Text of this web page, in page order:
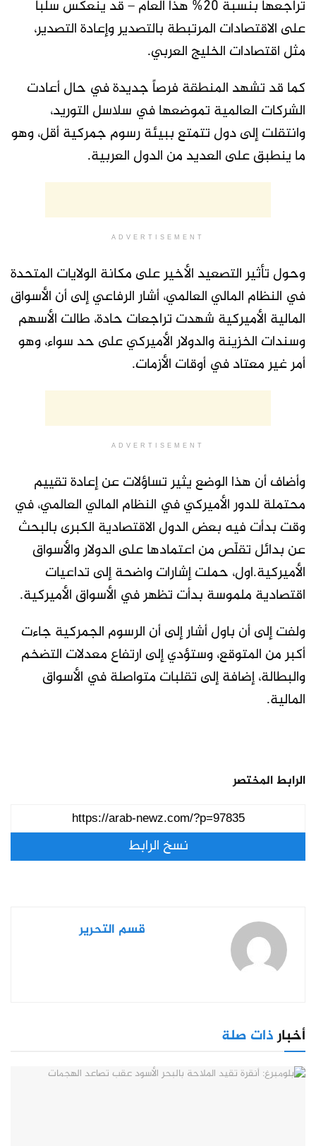
تراجعها بنسبة 20% هذا العام – قد ينعكس سلباً
على الاقتصادات المرتبطة بالتصدير وإعادة التصدير،
مثل اقتصادات الخليج العربي.
كما قد تشهد المنطقة فرصاً جديدة في حال أعادت
الشركات العالمية تموضعها في سلاسل التوريد،
وانتقلت إلى دول تتمتع ببيئة رسوم جمركية أقل، وهو
ما ينطبق على العديد من الدول العربية.
ADVERTISEMENT
وحول تأثير التصعيد الأخير على مكانة الولايات المتحدة
في النظام المالي العالمي، أشار الرفاعي إلى أن الأسواق
المالية الأميركية شهدت تراجعات حادة، طالت الأسهم
وسندات الخزينة والدولار الأميركي على حد سواء، وهو
أمر غير معتاد في أوقات الأزمات.
ADVERTISEMENT
وأضاف أن هذا الوضع يثير تساؤلات عن إعادة تقييم
محتملة للدور الأميركي في النظام المالي العالمي، في
وقت بدأت فيه بعض الدول الاقتصادية الكبرى بالبحث
عن بدائل تقلّص من اعتمادها على الدولار والأسواق
الأميركية.اول، حملت إشارات واضحة إلى تداعيات
اقتصادية ملموسة بدأت تظهر في الأسواق الأميركية.
ولفت إلى أن باول أشار إلى أن الرسوم الجمركية جاءت
أكبر من المتوقع، وستؤدي إلى ارتفاع معدلات التضخم
والبطالة، إضافة إلى تقلبات متواصلة في الأسواق
المالية.
الرابط المختصر
نسخ الرابط
قسم التحرير
أخبارذات صلة